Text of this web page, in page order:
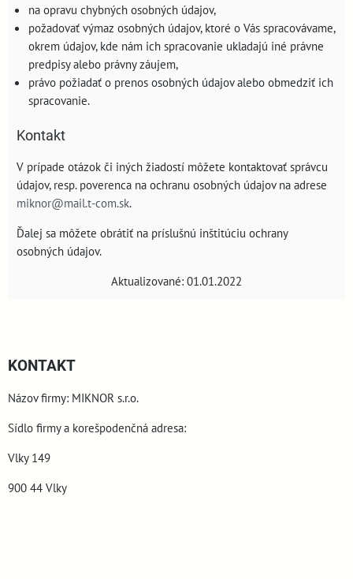
na opravu chybných osobných údajov,
požadovať výmaz osobných údajov, ktoré o Vás spracovávame,
okrem údajov, kde nám ich spracovanie ukladajú iné právne
predpisy alebo právny záujem,
právo požiadať o prenos osobných údajov alebo obmedziť ich
spracovanie.
Kontakt
V prípade otázok či iných žiadostí môžete kontaktovať správcu
údajov, resp. poverenca na ochranu osobných údajov na adrese
miknor@mail.t-com.sk.
Ďalej sa môžete obrátiť na príslušnú inštitúciu ochrany
osobných údajov.
Aktualizované: 01.01.2022
KONTAKT
Názov firmy: MIKNOR s.r.o.
Sídlo firmy a korešpodenčná adresa:
Vlky 149
900 44 Vlky